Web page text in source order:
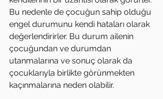
Bu nedenle de çocuğun sahip olduğu
engel durumunu kendi hataları olarak
değerlendirirler. Bu durum ailenin
çocuğundan ve durumdan
utanmalarına ve sonuç olarak da
çocuklarıyla birlikte görünmekten
kaçınmalarına neden olabilir.